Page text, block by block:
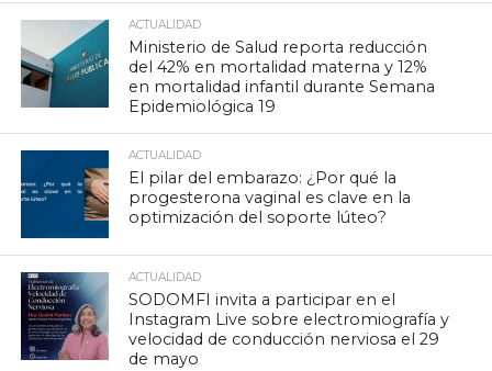
ACTUALIDAD
Ministerio de Salud reporta reducción
del 42% en mortalidad materna y 12%
en mortalidad infantil durante Semana
Epidemiológica 19
ACTUALIDAD
El pilar del embarazo: ¿Por qué la
progesterona vaginal es clave en la
optimización del soporte lúteo?
ACTUALIDAD
SODOMFI invita a participar en el
Instagram Live sobre electromiografía y
velocidad de conducción nerviosa el 29
de mayo